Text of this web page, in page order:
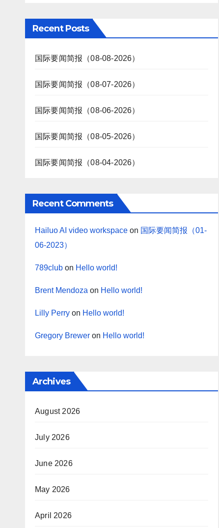
Recent Posts
国际要闻简报（08-08-2026）
国际要闻简报（08-07-2026）
国际要闻简报（08-06-2026）
国际要闻简报（08-05-2026）
国际要闻简报（08-04-2026）
Recent Comments
Hailuo AI video workspace on 国际要闻简报（01-
06-2023）
789club on Hello world!
Brent Mendoza on Hello world!
Lilly Perry on Hello world!
Gregory Brewer on Hello world!
Archives
August 2026
July 2026
June 2026
May 2026
April 2026